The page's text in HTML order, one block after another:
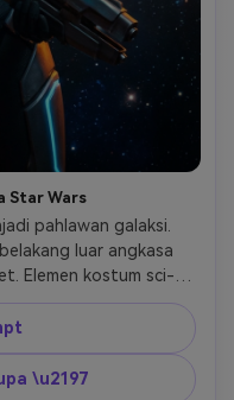
Star Wars
pahlawan galaksi.
luar angkasa
Elemen kostum sci-fi,
lens flare,
\u2197